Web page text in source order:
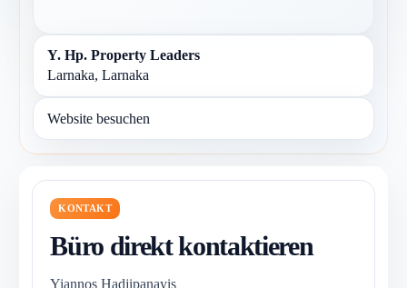
Y. Hp. Property Leaders
Larnaka, Larnaka
Website besuchen
KONTAKT
Büro direkt kontaktieren
Yiannos Hadjipanayis